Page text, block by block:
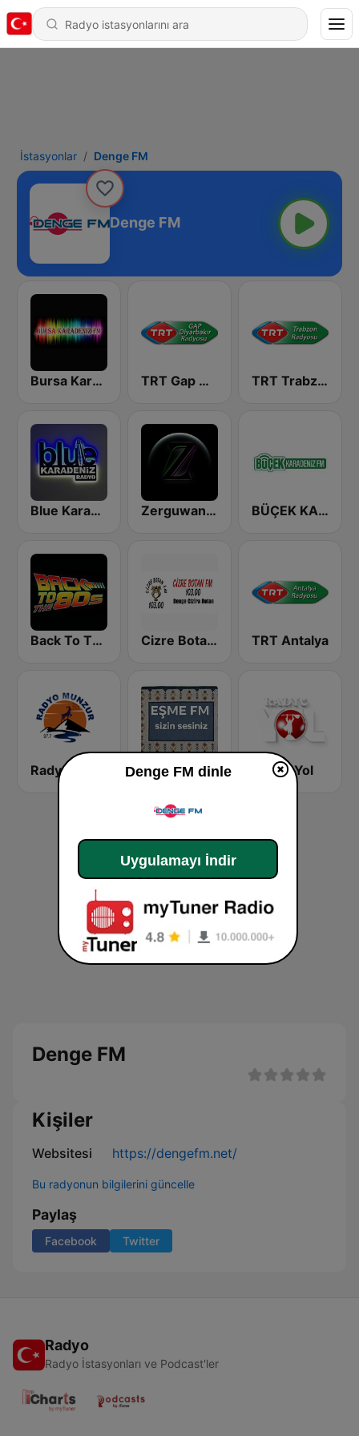
İstasyonlar Denge FM
Denge FM
Bursa Karadeniz FM TRT Gap Diyarbakir Radyosu TRT Trabzon Radyosu
Blue Karadeniz Radyo Zerguwan FM BÜÇEK KARADENİZ FM
Back To The 80's Radio Cizre Botan FM TRT Antalya
EŞME FM UŞAK Radyo Yol
Denge FM
Kişiler
Websitesi https://dengefm.net/
Bu radyonun bilgilerini güncelle
Paylaş
Facebook Twitter
Radyo
Radyo İstasyonları ve Podcast'ler
Denge FM dinle
Uygulamayı İndir